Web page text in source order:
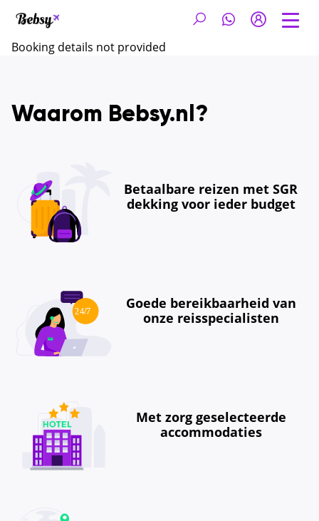
Booking details not provided
Waarom Bebsy.nl?
Betaalbare reizen met SGR
dekking voor ieder budget
Goede bereikbaarheid van
onze reisspecialisten
Met zorg geselecteerde
accommodaties